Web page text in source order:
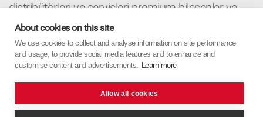
distribütörleri ve servisleri premium bileşenler ve
yerel uzmanlıkla destekler. OEM’den Aftermarket’e
kadarKYBAvrupa, Japon hassasiyetini Avrupa
odağıyla birleştirir.
About cookies on this site
We use cookies to collect and analyse information on site performance
and usage, to provide social media features and to enhance and
customise content and advertisements. Learn more
Allow all cookies